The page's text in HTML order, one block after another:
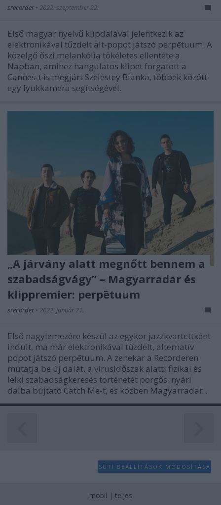
srecorder • 2022. szeptember 22.
Első magyar nyelvű klipdalával jelentkezik az
elektronikával tűzdelt alt-popot játszó perpētuum. A
közelgő őszi melankólia tökéletes ellentéte a
Napban, amihez hangulatos klipet forgatott a
Cannes-t is megjárt Szelestey Bianka, többek között
egy lyukkamera segítségével.
„A járvány alatt megnőtt bennem a
szabadságvágy” – Magyarradar és
klippremier: perpētuum
srecorder • 2022. január 21.
Első nagylemezére készül az egykor jazzkvartettként
indult, ma már elektronikával tűzdelt, alternatív
popot játszó perpētuum. A zenekar a Recorderen
mutatja be új dalát, a vírusidőszak alatti fizikai és
lelki szabadságkeresés történetét pörgős, nyári
dalba bújtató Catch Me-t, és közben Magyarradar…
SÜTI BEÁLLÍTÁSOK MÓDOSÍTÁSA
mobil | teljes